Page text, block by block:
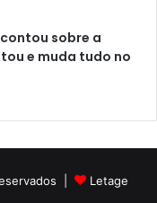
sobre a
e muda tudo no
|
Letage